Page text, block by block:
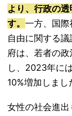
より、行政の
す。 一方、国
自由に関する
府は、若者の
し、2023年に
10%増加しまし
女性の社会進